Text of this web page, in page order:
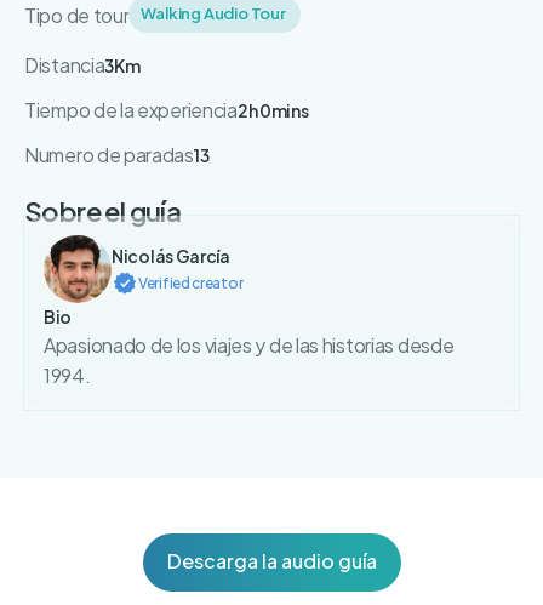
Tipo de tour Walking Audio Tour
Distancia3Km
Tiempo de la experiencia2h 0mins
Numero de paradas13
Sobre el guía
Nicolás García
Verified creator
Bio
Apasionado de los viajes y de las historias desde
1994.
Descarga la audio guía